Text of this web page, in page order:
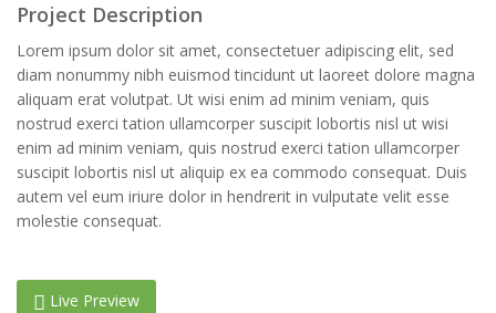
Project Description
Lorem ipsum dolor sit amet, consectetuer adipiscing elit, sed
diam nonummy nibh euismod tincidunt ut laoreet dolore magna
aliquam erat volutpat. Ut wisi enim ad minim veniam, quis
nostrud exerci tation ullamcorper suscipit lobortis nisl ut wisi
enim ad minim veniam, quis nostrud exerci tation ullamcorper
suscipit lobortis nisl ut aliquip ex ea commodo consequat. Duis
autem vel eum iriure dolor in hendrerit in vulputate velit esse
molestie consequat.
Live Preview